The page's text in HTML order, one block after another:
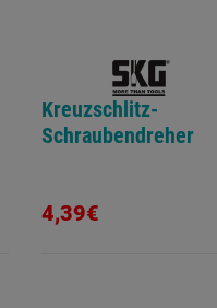
Kreuzschlitz-
Schraubendreher
4,39€